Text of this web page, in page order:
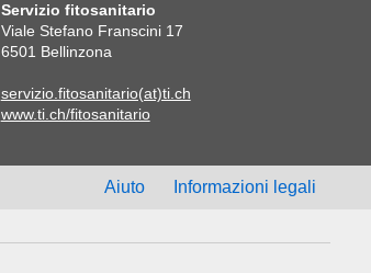
Servizio fitosanitario
Viale Stefano Franscini 17
6501 Bellinzona
servizio.fitosanitario(at)ti.ch
www.ti.ch/fitosanitario
Aiuto Informazioni legali